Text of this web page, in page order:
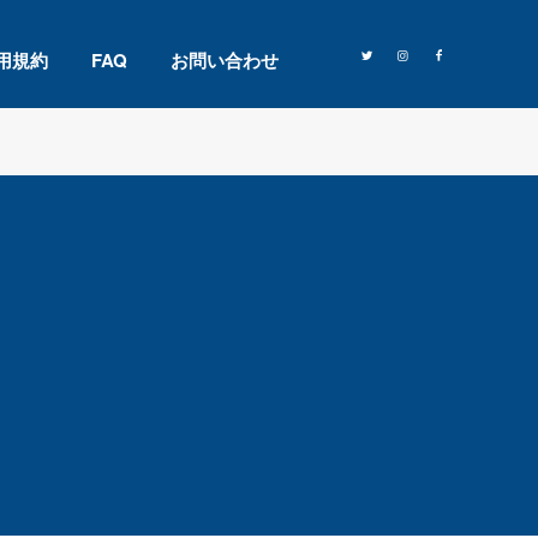
規約 FAQ お問い合わせ